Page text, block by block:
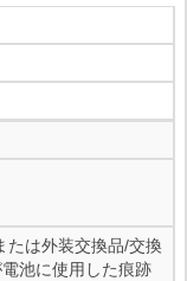
たは外装交換品/交換
池に使用した痕跡